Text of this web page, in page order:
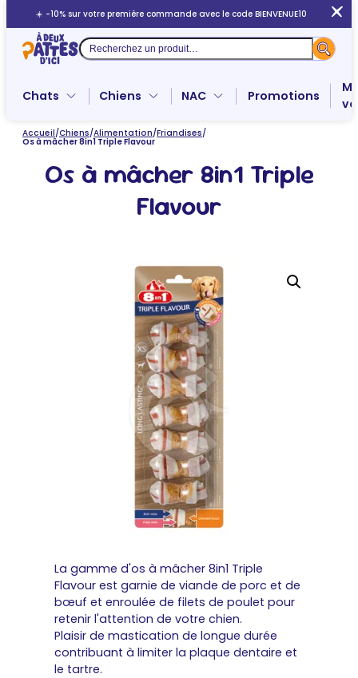
au
contenu
☀️ -10% sur votre première commande avec le code BIENVENUE10
Recherche
Chats Chiens NAC Promotions
Accueil/Chiens/Alimentation/Friandises/
Os à mâcher 8in1 Triple Flavour
Os à mâcher 8in1 Triple
Flavour
La gamme d'os à mâcher 8in1 Triple
Flavour est garnie de viande de porc et de
bœuf et enroulée de filets de poulet pour
retenir l'attention de votre chien.
Plaisir de mastication de longue durée
contribuant à limiter la plaque dentaire et
le tartre.